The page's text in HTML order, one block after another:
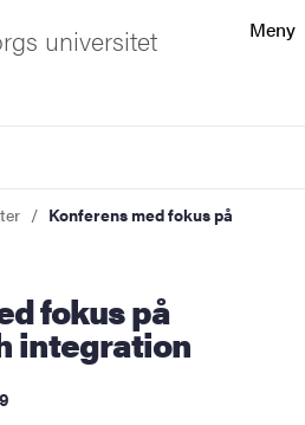
Meny
universitet
Konferens med fokus på
integration